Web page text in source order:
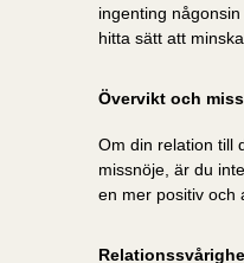
ingenting
hitta sätt att
Övervikt och
Om din relation till
missnöje, är du
en mer positiv och